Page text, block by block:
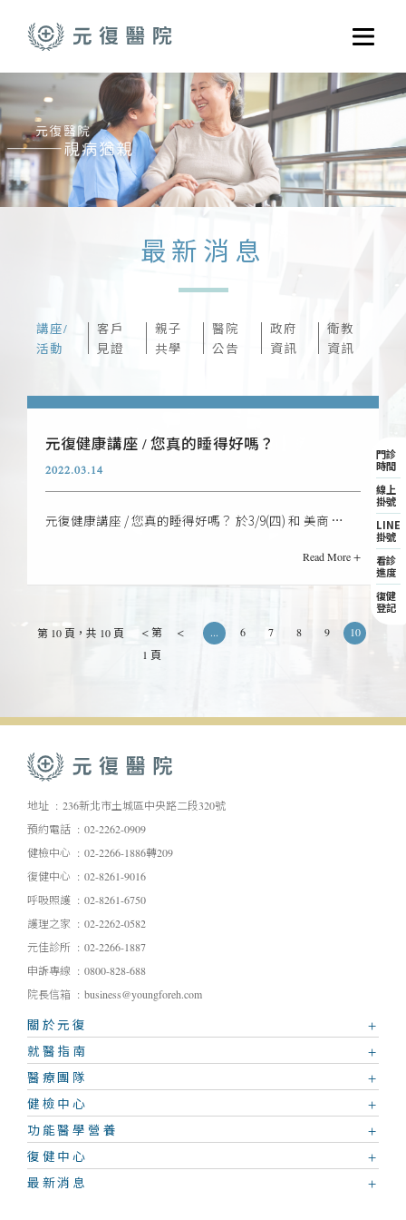
選單
關於元復
就醫指南
醫學門診
醫療養護服務
最新消息
講座/
活動
客戶
見證
親子
共學
醫院
公告
政府
資訊
衛教
資訊
元復健康講座 / 您真的睡得好嗎？
2022.03.14
元復健康講座 / 您真的睡得好嗎？ 於3/9(四) 和 美商 …
Read More +
第 10 頁，共 10 頁
< 第
1 頁
< ... 6 7 8 9 10
地址
236新北市土城區中央路二段320號
預約電話
02-2262-0909
健檢中心
02-2266-1886轉209
復健中心
02-8261-9016
呼吸照護
02-8261-6750
護理之家
02-2262-0582
元佳診所
02-2266-1887
申訴專線
0800-828-688
院長信箱
business@youngforeh.com
關於元復
就醫指南
醫療團隊
健檢中心
功能醫學營養
復健中心
最新消息
門診
時間
線上
掛號
LINE
掛號
看診
進度
復健
登記